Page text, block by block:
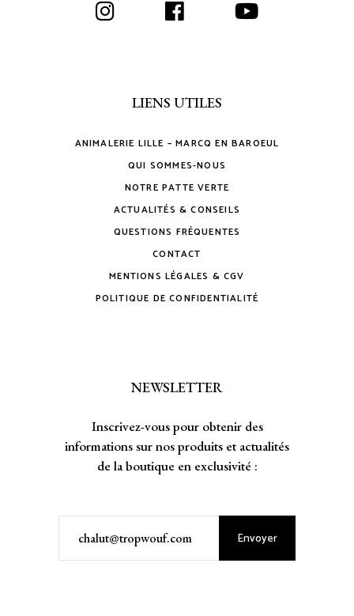
LIENS UTILES
ANIMALERIE LILLE – MARCQ EN BAROEUL
QUI SOMMES-NOUS
NOTRE PATTE VERTE
ACTUALITÉS & CONSEILS
QUESTIONS FRÉQUENTES
CONTACT
MENTIONS LÉGALES & CGV
POLITIQUE DE CONFIDENTIALITÉ
NEWSLETTER
Inscrivez-vous pour obtenir des
informations sur nos produits et actualités
de la boutique en exclusivité :
Envoyer